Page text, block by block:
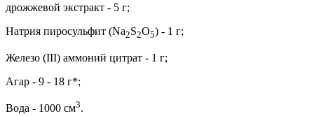
дрожжевой экстракт - 5 г;
Натрия пиросульфит (Na2S2O5) - 1 г;
Железо (III) аммоний цитрат - 1 г;
Агар - 9 - 18 г*;
Вода - 1000 см3.